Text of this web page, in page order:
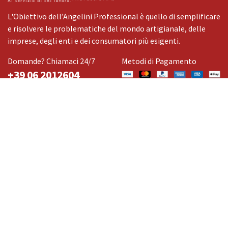
L'Obiettivo dell’Angelini Professional è quello di semplificare
e risolvere le problematiche del mondo artigianale, delle
imprese, degli enti e dei consumatori più esigenti.
Domande? Chiamaci 24/7
+39 06 2012604
Metodi di Pagamento